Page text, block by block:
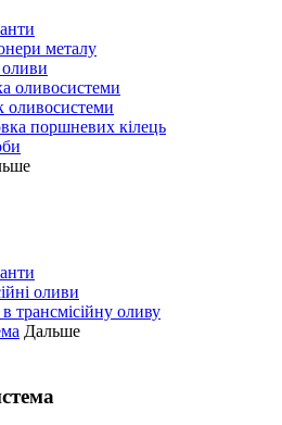
металу
оливосистеми
оливосистеми
поршневих кілець
оливи
трансмісійну оливу
Дальше